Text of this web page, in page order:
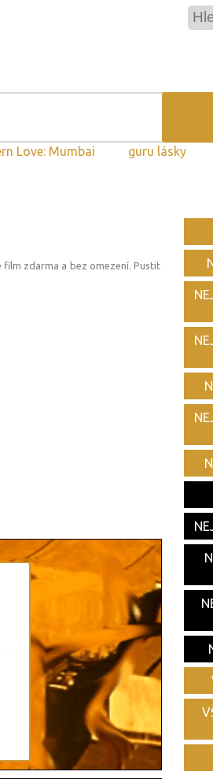
Love: Mumbai
guru lásky
film zdarma a bez omezení. Pustit